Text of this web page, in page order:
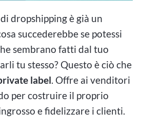
dropshipping è già un
succederebbe se potessi
sembrano fatti dal tuo
tu stesso? Questo è ciò che
label. Offre ai venditori
per costruire il proprio
e fidelizzare i clienti.